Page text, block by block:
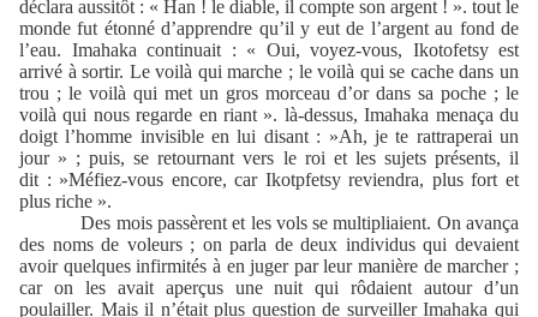
déclara aussitôt : « Han ! le diable, il compte son argent ! ». tout le
monde fut étonné d’apprendre qu’il y eut de l’argent au fond de
l’eau. Imahaka continuait : « Oui, voyez-vous, Ikotofetsy est
arrivé à sortir. Le voilà qui marche ; le voilà qui se cache dans un
trou ; le voilà qui met un gros morceau d’or dans sa poche ; le
voilà qui nous regarde en riant ». là-dessus, Imahaka menaça du
doigt l’homme invisible en lui disant : »Ah, je te rattraperai un
jour » ; puis, se retournant vers le roi et les sujets présents, il
dit : »Méfiez-vous encore, car Ikotpfetsy reviendra, plus fort et
plus riche ».
Des mois passèrent et les vols se multipliaient. On avança
des noms de voleurs ; on parla de deux individus qui devaient
avoir quelques infirmités à en juger par leur manière de marcher ;
car on les avait aperçus une nuit qui rôdaient autour d’un
poulailler. Mais il n’était plus question de surveiller Imahaka qui